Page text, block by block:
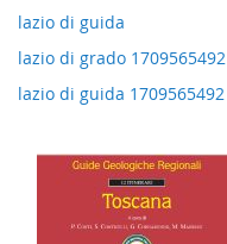
lazio di guida
lazio di grado 1709565492
lazio di guida 1709565492